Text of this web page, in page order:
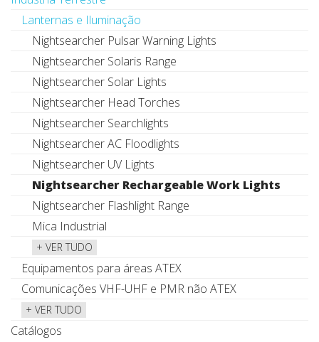
Lanternas e Iluminação
Nightsearcher Pulsar Warning Lights
Nightsearcher Solaris Range
Nightsearcher Solar Lights
Nightsearcher Head Torches
Nightsearcher Searchlights
Nightsearcher AC Floodlights
Nightsearcher UV Lights
Nightsearcher Rechargeable Work Lights
Nightsearcher Flashlight Range
Mica Industrial
+ VER TUDO
Equipamentos para áreas ATEX
Comunicações VHF-UHF e PMR não ATEX
+ VER TUDO
Catálogos